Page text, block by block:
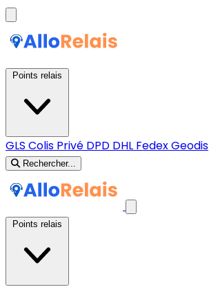
GLS Colis Privé DPD DHL FedexGeodis
Rechercher...